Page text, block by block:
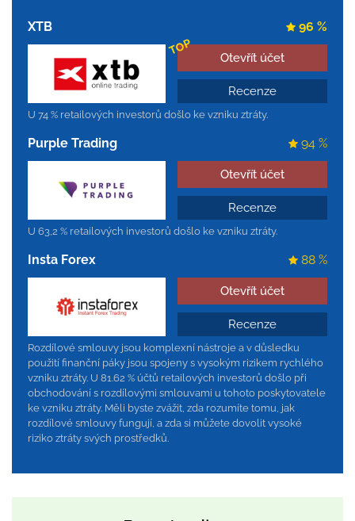
XTB
TOP
Otevřít účet
Recenze
96 %
U 74 % retailových investorů došlo ke vzniku ztráty.
Purple Trading
Otevřít účet
Recenze
94 %
U 63,2 % retailových investorů došlo ke vzniku ztráty.
Insta Forex
Otevřít účet
Recenze
88 %
Rozdílové smlouvy jsou komplexní nástroje a v důsledku
použití finanční páky jsou spojeny s vysokým rizikem rychlého
vzniku ztráty. U 81.62 % účtů retailových investorů došlo při
obchodování s rozdílovými smlouvami u tohoto poskytovatele
ke vzniku ztráty. Měli byste zvážit, zda rozumíte tomu, jak
rozdílové smlouvy fungují, a zda si můžete dovolit vysoké
riziko ztráty svých prostředků.